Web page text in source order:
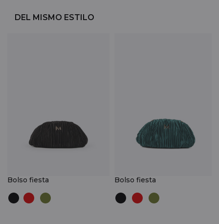
DEL MISMO ESTILO
Bolso fiesta Bolso fiesta